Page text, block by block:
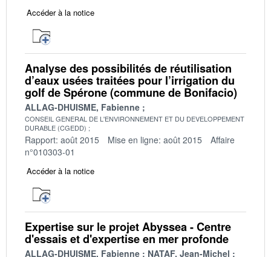
Accéder à la notice
Analyse des possibilités de réutilisation
d’eaux usées traitées pour l’irrigation du
golf de Spérone (commune de Bonifacio)
ALLAG-DHUISME, Fabienne
CONSEIL GENERAL DE L'ENVIRONNEMENT ET DU DEVELOPPEMENT
DURABLE (CGEDD)
Rapport: août 2015 Mise en ligne: août 2015
Affaire
n°010303-01
Accéder à la notice
Expertise sur le projet Abyssea - Centre
d'essais et d'expertise en mer profonde
ALLAG-DHUISME, Fabienne NATAF, Jean-Michel